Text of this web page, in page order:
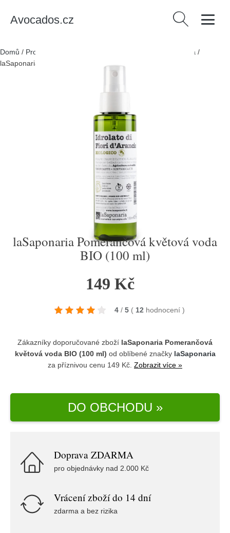
Avocados.cz Vyhledávání
Domů / Produkty Kosmetika /
laSaponaria Pomerančová květová voda BIO (100 ml)
laSaponaria Pomerančová květová voda
BIO (100 ml)
149 Kč
4 / 5 ( 12 hodnocení )
Zákazníky doporučované zboží laSaponaria Pomerančová
květová voda BIO (100 ml) od oblíbené značky laSaponaria
za příznivou cenu 149 Kč. Zobrazit více »
DO OBCHODU »
Doprava ZDARMA
pro objednávky nad 2.000 Kč
Vrácení zboží do 14 dní
zdarma a bez rizika